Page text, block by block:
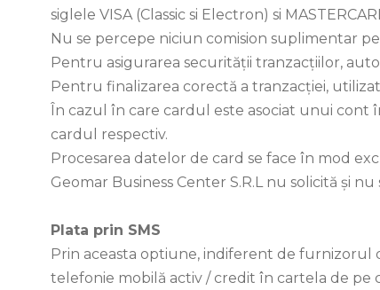
siglele VISA (Classic si Electron) si
Nu se percepe niciun comision suplimentar
Pentru asigurarea securităţii tranzacţiilor,
Pentru finalizarea corectă a tranzacţiei,
În cazul în care cardul este asociat unui cont
cardul respectiv.
Procesarea datelor de card se face în mod
Geomar Business Center S.R.L​ nu solicită şi
Plata prin SMS
Prin aceasta optiune, indiferent de
telefonie mobilă activ / credit în cartela de pe